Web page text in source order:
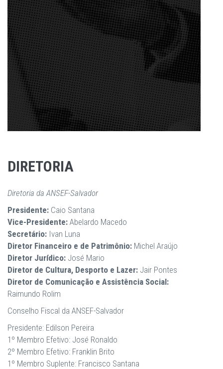
DIRETORIA
Diretoria da ANSEF-Salvador
Presidente: Caio Santana
Vice-Presidente: Abelardo Macedo
Secretário: Ivan Luna
Diretor Financeiro e de Patrimônio: Michel Araújo
Diretor Jurídico: José Mario
Diretor de Cultura, Desporto e Lazer: Jair Pontes
Diretor de Comunicação e Assistência Social:
Raimundo Rolim
Conselho Fiscal da ANSEF-Salvador
Presidente: Edilson Pereira
1º Membro Efetivo: José Ronaldo
2º Membro Efetivo: Franklin Brito
1º Membro Suplente: Francisco Santana